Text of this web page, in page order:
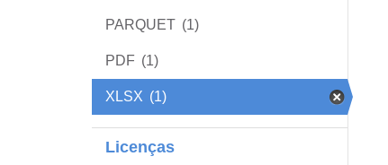
PARQUET (1)
PDF (1)
XLSX (1)
Licenças